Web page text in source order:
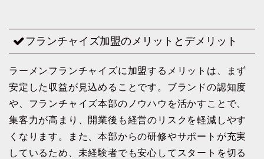
フランチャイズ加盟のメリットとデメリット
ラーメンフランチャイズに加盟するメリットは、まず
安定した収益が見込めることです。ブランドの認知度
や、フランチャイズ本部のノウハウを活かすことで、
集客力が高まり、開業後も経営のリスクを軽減しやす
くなります。また、本部からの研修やサポートが充実
しているため、未経験者でも安心してスタートを切る